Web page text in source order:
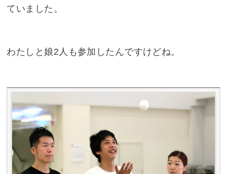
ていました。
わたしと娘2人も参加したんですけどね。